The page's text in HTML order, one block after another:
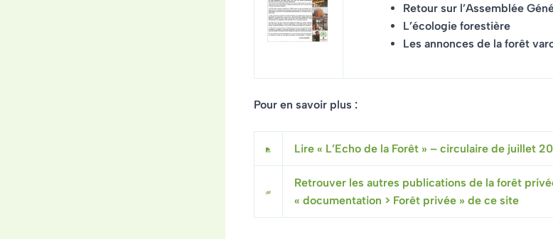
Retour sur l’Assemblée
L’écologie forestière
Les annonces de la forêt
Pour en savoir plus :
Lire « L’Echo de la Forêt » – circulaire de juillet
Retrouver les autres publications de la forêt
« documentation > Forêt privée » de ce site